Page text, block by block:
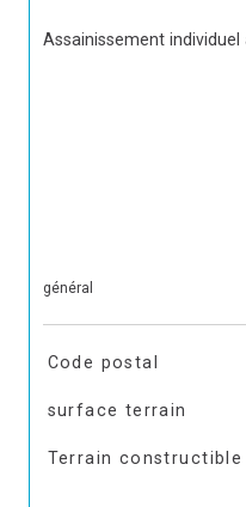
Assainissement individuel
général
Code postal
surface terrain
Terrain constructible